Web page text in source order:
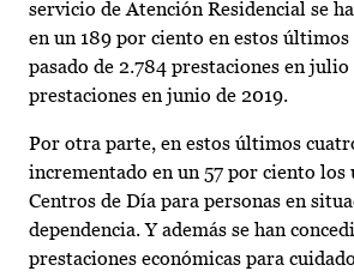
servicio de Atención Residencial se
en un 189 por ciento en estos últimos
pasado de 2.784 prestaciones en
prestaciones en junio de 2019.
Por otra parte, en estos últimos
incrementado en un 57 por ciento los
Centros de Día para personas en
dependencia. Y además se han
prestaciones económicas para